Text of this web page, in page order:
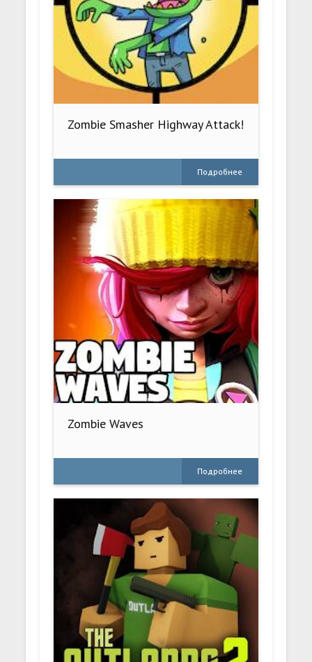
Zombie Smasher Highway Attack!
Подробнее
Zombie Waves
Подробнее